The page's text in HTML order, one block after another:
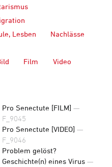
Lesben
Nachlässe
Film
Video
Pro Senectute [FILM] —
F_9045
Pro Senectute [VIDEO] —
F_9046
Problem gelöst?
Geschichte(n) eines Virus —